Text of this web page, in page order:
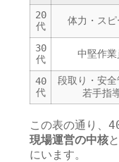
20
代
体力・スピ
30
代
中堅作業
40
代
段取り・安全
若手指
この表の通り、
現場運営の中核
にいます。